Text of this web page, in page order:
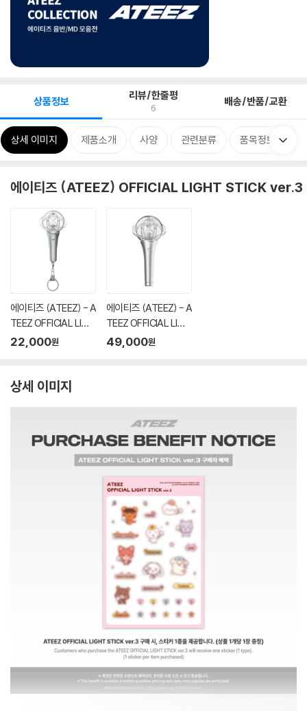
상품정보 리뷰/한줄평
6 배송/반품/교환
상세 이미지 제품소개 사양 관련분류 품목정보
에이티즈 (ATEEZ) OFFICIAL LIGHT STICK ver.3
에이티즈 (ATEEZ) - A
TEEZ OFFICIAL LIGH
TINY KEYRING ver.3
22,000원
에이티즈 (ATEEZ) - A
TEEZ OFFICIAL LIGH
T STICK ver.3
49,000원
상세 이미지